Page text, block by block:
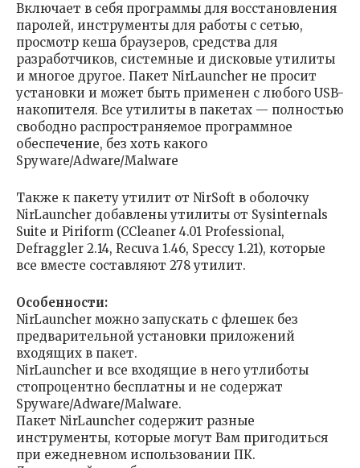
Включает в себя программы для восстановления
паролей, инструменты для работы с сетью,
просмотр кеша браузеров, средства для
разработчиков, системные и дисковые утилиты
и многое другое. Пакет NirLauncher не просит
установки и может быть применен с любого USB-
накопителя. Все утилиты в пакетах — полностью
свободно распространяемое программное
обеспечение, без хоть какого
Spyware/Adware/Malware
Также к пакету утилит от NirSoft в оболочку
NirLauncher добавлены утилиты от Sysinternals
Suite и Piriform (CCleaner 4.01 Professional,
Defraggler 2.14, Recuva 1.46, Speccy 1.21), которые
все вместе составляют 278 утилит.
Особенности:
NirLauncher можно запускать с флешек без
предварительной установки приложений
входящих в пакет.
NirLauncher и все входящие в него утлиботы
стопроцентно бесплатны и не содержат
Spyware/Adware/Malware.
Пакет NirLauncher содержит разные
инструменты, которые могут Вам пригодиться
при ежедневном использовании ПК.